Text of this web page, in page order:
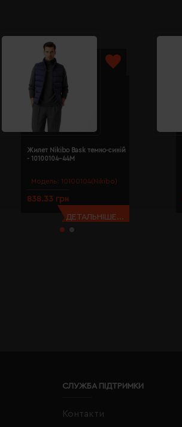
Модель: 10100104(Nikibo)
Жилет Nikibo Bask темно-синій
- 10100104-44M
838.33 грн
ДЕТАЛЬНІШЕ...
СЛУЖБА ПІДТРИМКИ
Контакти